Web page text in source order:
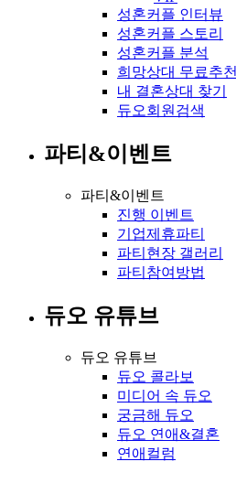
성혼커플 인터뷰
성혼커플 스토리
성혼커플 분석
희망상대 무료추천
내 결혼상대 찾기
듀오회원검색
파티&이벤트
파티&이벤트
진행 이벤트
기업제휴파티
파티현장 갤러리
파티참여방법
듀오 유튜브
듀오 유튜브
듀오 콜라보
미디어 속 듀오
궁금해 듀오
듀오 연애&결혼
연애컬럼